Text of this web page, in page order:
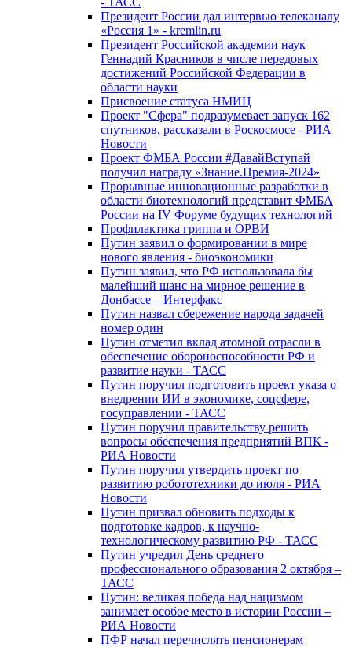
Президент России дал интервью телеканалу
«Россия 1» - kremlin.ru
Президент Российской академии наук
Геннадий Красников в числе передовых
достижений Российской Федерации в
области науки
Присвоение статуса НМИЦ
Проект "Сфера" подразумевает запуск 162
спутников, рассказали в Роскосмосе - РИА
Новости
Проект ФМБА России #ДавайВступай
получил награду «Знание.Премия-2024»
Прорывные инновационные разработки в
области биотехнологий представит ФМБА
России на IV Форуме будущих технологий
Профилактика гриппа и ОРВИ
Путин заявил о формировании в мире
нового явления - биоэкономики
Путин заявил, что РФ использовала бы
малейший шанс на мирное решение в
Донбассе – Интерфакс
Путин назвал сбережение народа задачей
номер один
Путин отметил вклад атомной отрасли в
обеспечение обороноспособности РФ и
развитие науки - ТАСС
Путин поручил подготовить проект указа о
внедрении ИИ в экономике, соцсфере,
госуправлении - ТАСС
Путин поручил правительству решить
вопросы обеспечения предприятий ВПК -
РИА Новости
Путин поручил утвердить проект по
развитию робототехники до июля - РИА
Новости
Путин призвал обновить подходы к
подготовке кадров, к научно-
технологическому развитию РФ - ТАСС
Путин учредил День среднего
профессионального образования 2 октября –
ТАСС
Путин: великая победа над нацизмом
занимает особое место в истории России –
РИА Новости
ПФР начал перечислять пенсионерам